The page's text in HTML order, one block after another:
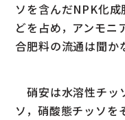
ソを含んだNPK化
どを占め，アンモニ
合肥料の流通は聞か
硝安は水溶性チッ
ソ，硝酸態チッソ